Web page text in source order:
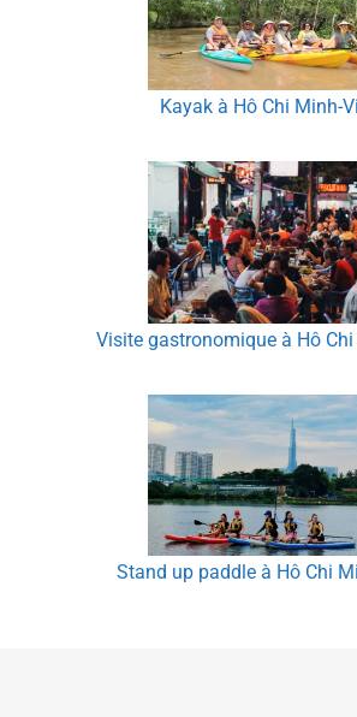
Kayak à Hô Chi Minh-
Visite gastronomique à Hô
Stand up paddle à Hô Chi